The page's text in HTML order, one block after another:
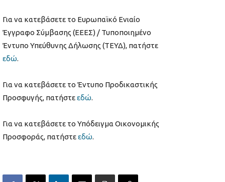
Για να κατεβάσετε το Ευρωπαϊκό Ενιαίο
Έγγραφο Σύμβασης (ΕΕΕΣ) / Τυποποιημένο
Έντυπο Υπεύθυνης Δήλωσης (ΤΕΥΔ), πατήστε
εδώ.
Για να κατεβάσετε το Έντυπο Προδικαστικής
Προσφυγής, πατήστεεδώ.
Για να κατεβάσετε το Υπόδειγμα Οικονομικής
Προσφοράς, πατήστεεδώ.